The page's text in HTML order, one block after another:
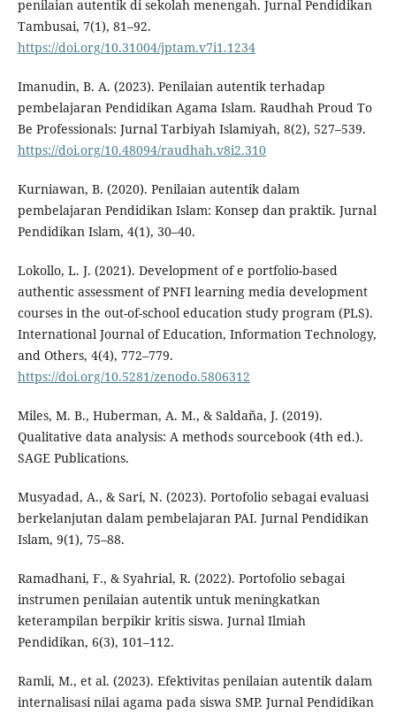
penilaian autentik di sekolah menengah. Jurnal Pendidikan
Tambusai, 7(1), 81–92.
https://doi.org/10.31004/jptam.v7i1.1234
Imanudin, B. A. (2023). Penilaian autentik terhadap
pembelajaran Pendidikan Agama Islam. Raudhah Proud To
Be Professionals: Jurnal Tarbiyah Islamiyah, 8(2), 527–539.
https://doi.org/10.48094/raudhah.v8i2.310
Kurniawan, B. (2020). Penilaian autentik dalam
pembelajaran Pendidikan Islam: Konsep dan praktik. Jurnal
Pendidikan Islam, 4(1), 30–40.
Lokollo, L. J. (2021). Development of e portfolio-based
authentic assessment of PNFI learning media development
courses in the out-of-school education study program (PLS).
International Journal of Education, Information Technology,
and Others, 4(4), 772–779.
https://doi.org/10.5281/zenodo.5806312
Miles, M. B., Huberman, A. M., & Saldaña, J. (2019).
Qualitative data analysis: A methods sourcebook (4th ed.).
SAGE Publications.
Musyadad, A., & Sari, N. (2023). Portofolio sebagai evaluasi
berkelanjutan dalam pembelajaran PAI. Jurnal Pendidikan
Islam, 9(1), 75–88.
Ramadhani, F., & Syahrial, R. (2022). Portofolio sebagai
instrumen penilaian autentik untuk meningkatkan
keterampilan berpikir kritis siswa. Jurnal Ilmiah
Pendidikan, 6(3), 101–112.
Ramli, M., et al. (2023). Efektivitas penilaian autentik dalam
internalisasi nilai agama pada siswa SMP. Jurnal Pendidikan